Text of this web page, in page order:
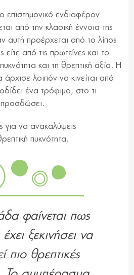
επιστημονικό ενδιαφέρον
από την κλασική έννοια της
αυτή προέρχεται από το λίπος
από τις πρωτεΐνες και το
και τη θρεπτική αξία. Η
άρχισε λοιπόν να κινείται από
ένα τρόφιμο, στο τι
για να ανακαλύψεις
πυκνότητα.
φαίνεται πως
ξεκινήσει να
πιο θρεπτικές